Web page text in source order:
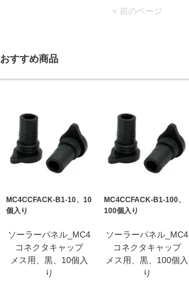
< 前のページ
おすすめ商品
MC4CCFACK-B1-10、10
個入り
ソーラーパネル_MC4
コネクタキャップ
メス用、黒、10個入
り
MC4CCFACK-B1-100、
100個入り
ソーラーパネル_MC4
コネクタキャップ
メス用、黒、100個入
り